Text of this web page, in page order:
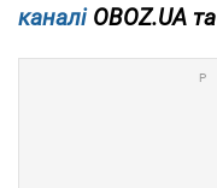
каналіOBOZ.UA та